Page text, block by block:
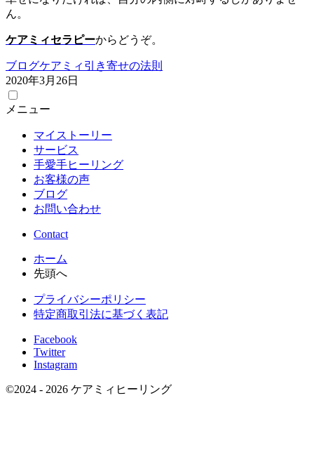
ん。
ケアミィセラピーからどうぞ。
ブログケアミィ 引き寄せの法則
2020年3月26日
メニュー
マイストーリー
サービス
手愛手ヒーリング
お客様の声
ブログ
お問い合わせ
Contact
ホーム
先頭へ
プライバシーポリシー
特定商取引法に基づく表記
Facebook
Twitter
Instagram
©2024 - 2026 ケアミィヒーリング